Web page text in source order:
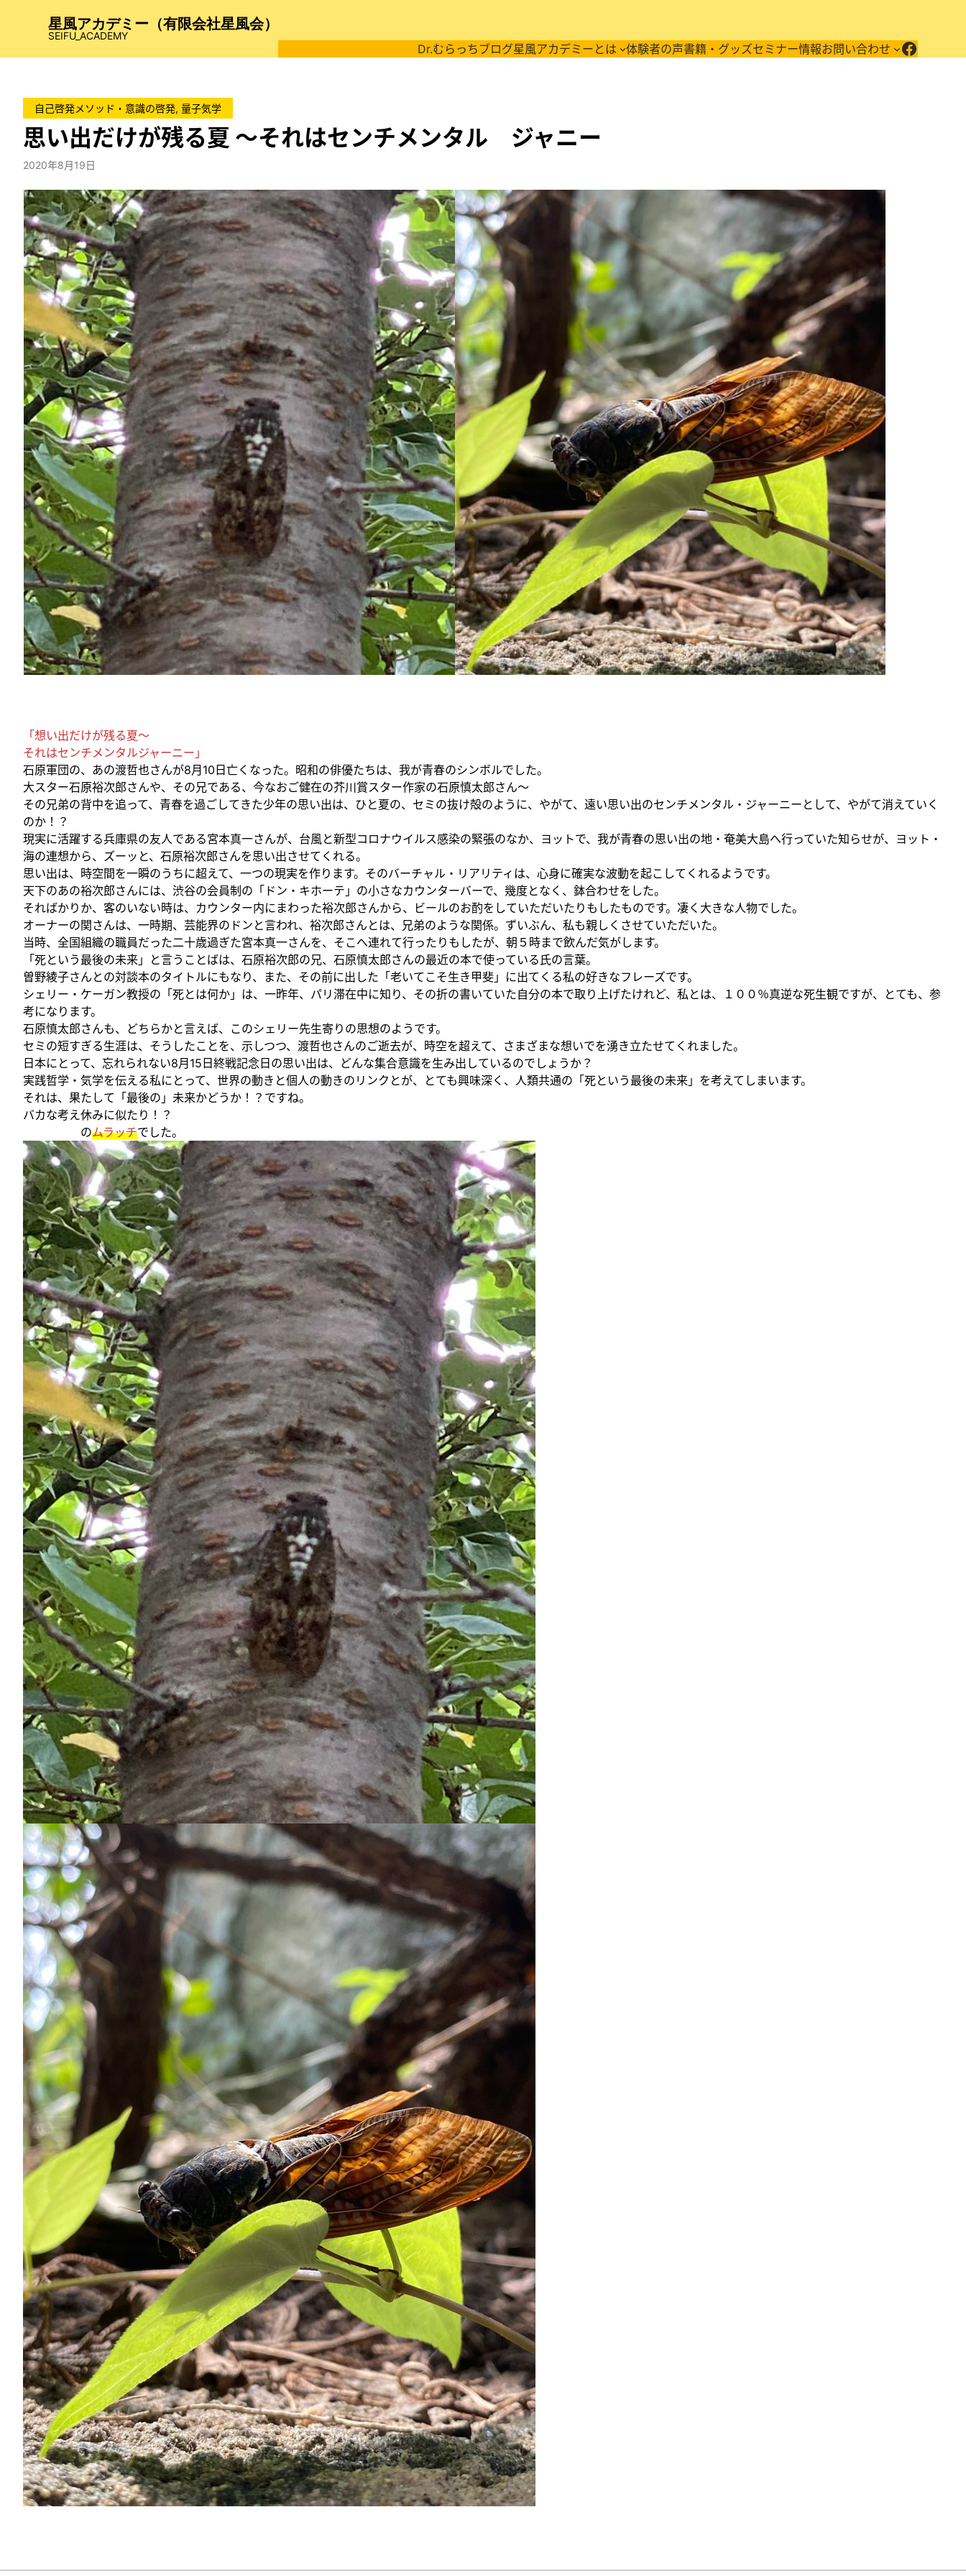
ス
星風アカデミー（有限会社星風会）
SEIFU_ACADEMY
Dr.むらっちブログ星風アカデミーとは 体験者の声書籍・グッズセミナー情報お問い合わせ
自己啓発メソッド・意識の啓発, 量子気学
思い出だけが残る夏 〜それはセンチメンタル ジャニー
2020年8月19日
「想い出だけが残る夏～
それはセンチメンタルジャーニー」
石原軍団の、あの渡哲也さんが8月10日亡くなった。昭和の俳優たちは、我が青春のシンボルでした。
大スター石原裕次郎さんや、その兄である、今なおご健在の芥川賞スター作家の石原慎太郎さん～
その兄弟の背中を追って、青春を過ごしてきた少年の思い出は、ひと夏の、セミの抜け殻のように、やがて、遠い思い出のセンチメンタル・ジャーニーとして、やがて消えていく
のか！？
現実に活躍する兵庫県の友人である宮本真一さんが、台風と新型コロナウイルス感染の緊張のなか、ヨットで、我が青春の思い出の地・奄美大島へ行っていた知らせが、ヨット・
海の連想から、ズーッと、石原裕次郎さんを思い出させてくれる。
思い出は、時空間を一瞬のうちに超えて、一つの現実を作ります。そのバーチャル・リアリティは、心身に確実な波動を起こしてくれるようです。
天下のあの裕次郎さんには、渋谷の会員制の「ドン・キホーテ」の小さなカウンターバーで、幾度となく、鉢合わせをした。
そればかりか、客のいない時は、カウンター内にまわった裕次郎さんから、ビールのお酌をしていただいたりもしたものです。凄く大きな人物でした。
オーナーの関さんは、一時期、芸能界のドンと言われ、裕次郎さんとは、兄弟のような関係。ずいぶん、私も親しくさせていただいた。
当時、全国組織の職員だった二十歳過ぎた宮本真一さんを、そこへ連れて行ったりもしたが、朝５時まで飲んだ気がします。
「死という最後の未来」と言うことばは、石原裕次郎の兄、石原慎太郎さんの最近の本で使っている氏の言葉。
曽野綾子さんとの対談本のタイトルにもなり、また、その前に出した「老いてこそ生き甲斐」に出てくる私の好きなフレーズです。
シェリー・ケーガン教授の「死とは何か」は、一昨年、パリ滞在中に知り、その折の書いていた自分の本で取り上げたけれど、私とは、１００％真逆な死生観ですが、とても、参
考になります。
石原慎太郎さんも、どちらかと言えば、このシェリー先生寄りの思想のようです。
セミの短すぎる生涯は、そうしたことを、示しつつ、渡哲也さんのご逝去が、時空を超えて、さまざまな想いでを湧き立たせてくれました。
日本にとって、忘れられない8月15日終戦記念日の思い出は、どんな集合意識を生み出しているのでしょうか？
実践哲学・気学を伝える私にとって、世界の動きと個人の動きのリンクとが、とても興味深く、人類共通の「死という最後の未来」を考えてしまいます。
それは、果たして「最後の」未来かどうか！？ですね。
バカな考え休みに似たり！？
のムラッチでした。